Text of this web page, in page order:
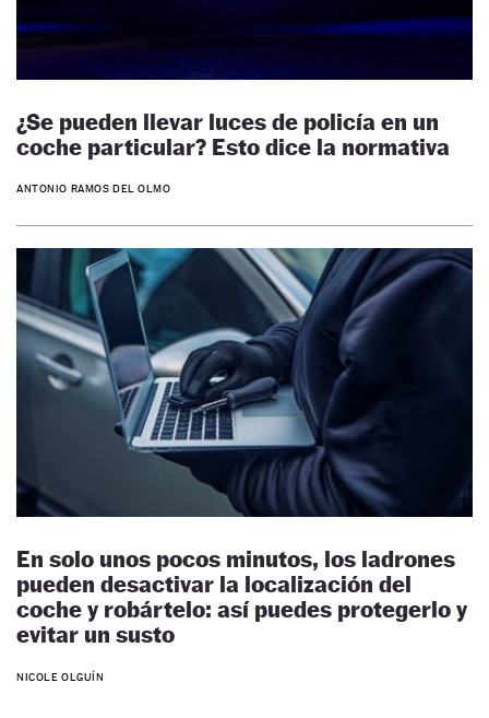
¿Se pueden llevar luces de policía en un
coche particular? Esto dice la normativa
ANTONIO RAMOS DEL OLMO
En solo unos pocos minutos, los ladrones
pueden desactivar la localización del
coche y robártelo: así puedes protegerlo y
evitar un susto
NICOLE OLGUÍN